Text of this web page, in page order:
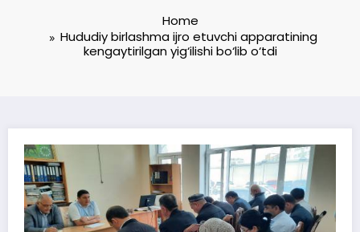
Home
Hududiy birlashma ijro etuvchi apparatining
kengaytirilgan yig‘ilishi bo‘lib o‘tdi